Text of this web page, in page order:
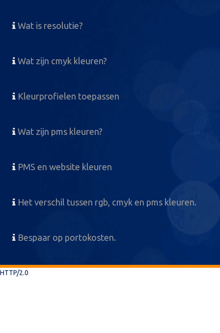
Wat is resolutie?
Wat zijn cmyk kleuren?
Kleurprofielen toepassen
Wat zijn pms kleuren?
PMS en website kleuren
Het verschil tussen rgb, cmyk en pms kleuren.
Bespaar op portokosten.
HTTP/2.0